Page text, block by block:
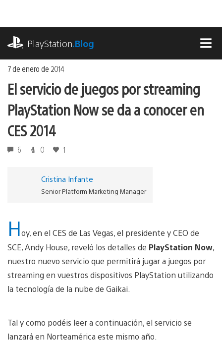
contenido
PlayStation.Blog
7 de enero de 2014
El servicio de juegos por streaming
PlayStation Now se da a conocer en
CES 2014
6 0 1
Cristina Infante
Senior Platform Marketing Manager
Hoy, en el CES de Las Vegas, el presidente y CEO de
SCE, Andy House, reveló los detalles de PlayStation Now,
nuestro nuevo servicio que permitirá jugar a juegos por
streaming en vuestros dispositivos PlayStation utilizando
la tecnología de la nube de Gaikai.
Tal y como podéis leer a continuación, el servicio se
lanzará en Norteamérica este mismo año.